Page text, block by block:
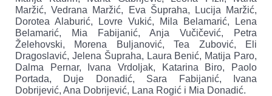
Maržić, Vedrana Maržić, Eva Šupraha, Lucija Maržić,
Dorotea Alaburić, Lovre Vukić, Mila Belamarić, Lena
Belamarić, Mia Fabijanić, Anja Vučičević, Petra
Želehovski, Morena Buljanović, Tea Zubović, Eli
Dragoslavić, Jelena Šupraha, Laura Benić, Matija Paro,
Dalma Pernar, Ivana Vrdoljak, Katarina Biro, Paolo
Portada, Duje Donadić, Sara Fabijanić, Ivana
Dobrijević, Ana Dobrijević, Lana Rogić i Mia Donadić.